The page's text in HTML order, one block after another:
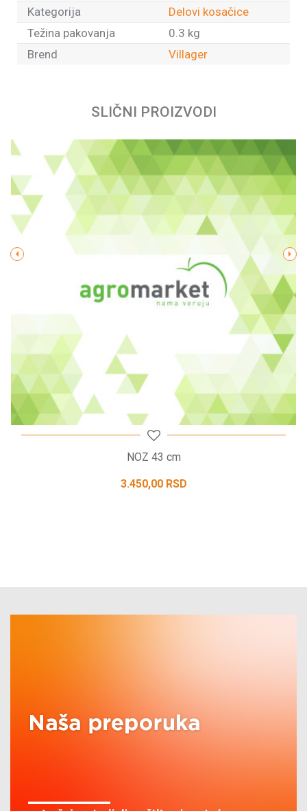
Kategorija
Delovi kosačice
Težina pakovanja
0.3 kg
Brend
Villager
Poruka
SLIČNI PROIZVODI
NOZ 43 cm
3.450,00 RSD